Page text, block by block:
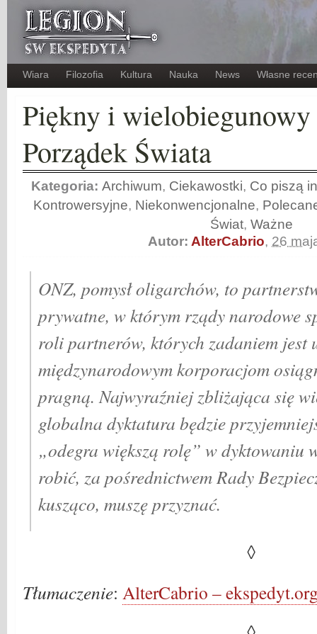
Wiara Filozofia Kultura Nauka News Własne
Piękny i
Porządek Świata
Kategoria: Archiwum, Ciekawostki, Co piszą
Kontrowersyjne, Niekonwencjonalne,
Świat,Ważne
Autor: AlterCabrio, 26
ONZ, pomysł oligarchów, to
prywatne, w którym rządy narodowe
roli partnerów, których zadaniem jest
międzynarodowym korporacjom
pragną. Najwyraźniej zbliżająca się
globalna dyktatura będzie
„odegra większą rolę” w dyktowaniu
robić, za pośrednictwem Rady
kusząco, muszę przyznać.
◊
Tłumaczenie: AlterCabrio –